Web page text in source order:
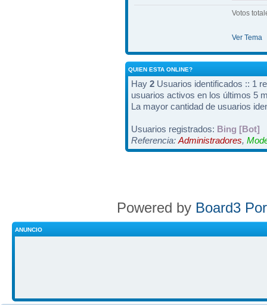
Votos
Ver Tema
QUIEN ESTA ONLINE?
Hay 2 Usuarios identificados :: 1
usuarios activos en los últimos 5
La mayor cantidad de usuarios
Usuarios registrados: Bing [Bot]
Referencia: Administradores,
Powered by Board3
ANUNCIO